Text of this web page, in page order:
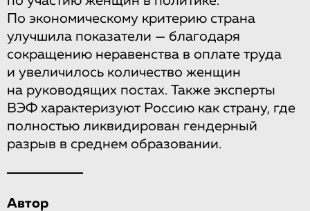
По экономическому критерию страна
улучшила показатели — благодаря
сокращению неравенства в оплате труда
и увеличилось количество женщин
на руководящих постах. Также эксперты
ВЭФ характеризуют Россию как страну, где
полностью ликвидирован гендерный
разрыв в среднем образовании.
Автор